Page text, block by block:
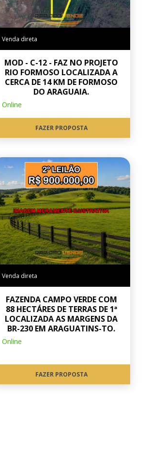
Venda direta
MOD - C-12 - FAZ NO PROJETO
RIO FORMOSO LOCALIZADA A
CERCA DE 14 KM DE FORMOSO
DO ARAGUAIA.
Online
FAZER PROPOSTA
Venda direta
FAZENDA CAMPO VERDE COM
88 HECTÁRES DE TERRAS DE 1ª
LOCALIZADA AS MARGENS DA
BR-230 EM ARAGUATINS-TO.
Online
FAZER PROPOSTA